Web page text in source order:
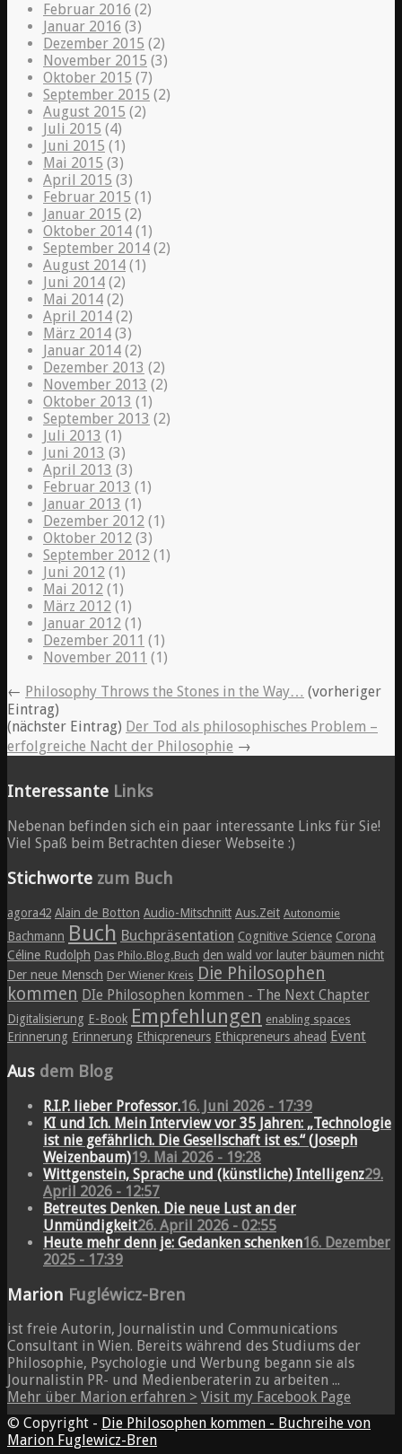
Februar 2016 (2)
Januar 2016 (3)
Dezember 2015 (2)
November 2015 (3)
Oktober 2015 (7)
September 2015 (2)
August 2015 (2)
Juli 2015 (4)
Juni 2015 (1)
Mai 2015 (3)
April 2015 (3)
Februar 2015 (1)
Januar 2015 (2)
Oktober 2014 (1)
September 2014 (2)
August 2014 (1)
Juni 2014 (2)
Mai 2014 (2)
April 2014 (2)
März 2014 (3)
Januar 2014 (2)
Dezember 2013 (2)
November 2013 (2)
Oktober 2013 (1)
September 2013 (2)
Juli 2013 (1)
Juni 2013 (3)
April 2013 (3)
Februar 2013 (1)
Januar 2013 (1)
Dezember 2012 (1)
Oktober 2012 (3)
September 2012 (1)
Juni 2012 (1)
Mai 2012 (1)
März 2012 (1)
Januar 2012 (1)
Dezember 2011 (1)
November 2011 (1)
← Philosophy Throws the Stones in the Way… (vorheriger
Eintrag)
(nächster Eintrag) Der Tod als philosophisches Problem –
erfolgreiche Nacht der Philosophie →
Interessante Links
Nebenan befinden sich ein paar interessante Links für Sie!
Viel Spaß beim Betrachten dieser Webseite :)
Stichworte zum Buch
agora42 Alain de Botton Audio-Mitschnitt Aus.Zeit Autonomie
Bachmann Buch Buchpräsentation Cognitive Science Corona
Céline Rudolph Das Philo.Blog.Buch den wald vor lauter bäumen nicht
Der neue Mensch Der Wiener Kreis Die Philosophen
kommen DIe Philosophen kommen - The Next Chapter
Digitalisierung E-Book Empfehlungen enabling spaces
Erinnerung Erinnerung Ethicpreneurs Ethicpreneurs ahead Event
Aus dem Blog
R.I.P. lieber Professor.16. Juni 2026 - 17:39
KI und Ich. Mein Interview vor 35 Jahren: „Technologie
ist nie gefährlich. Die Gesellschaft ist es.“ (Joseph
Weizenbaum)19. Mai 2026 - 19:28
Wittgenstein, Sprache und (künstliche) Intelligenz29.
April 2026 - 12:57
Betreutes Denken. Die neue Lust an der
Unmündigkeit26. April 2026 - 02:55
Heute mehr denn je: Gedanken schenken16. Dezember
2025 - 17:39
Marion Fugléwicz-Bren
ist freie Autorin, Journalistin und Communications
Consultant in Wien. Bereits während des Studiums der
Philosophie, Psychologie und Werbung begann sie als
Journalistin PR- und Medienberaterin zu arbeiten ...
Mehr über Marion erfahren > Visit my Facebook Page
© Copyright - Die Philosophen kommen - Buchreihe von
Marion Fuglewicz-Bren